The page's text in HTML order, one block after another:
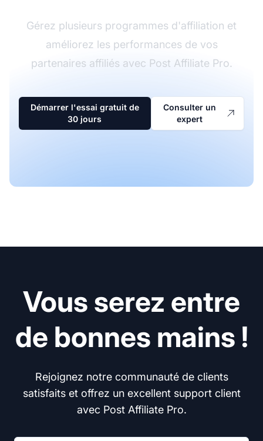
Gérez plusieurs programmes d'affiliation et
améliorez les performances de vos
partenaires affiliés avec Post Affiliate Pro.
Démarrer l'essai gratuit de
30 jours
Consulter un
expert
Vous serez entre
de bonnes mains !
Rejoignez notre communauté de clients
satisfaits et offrez un excellent support client
avec Post Affiliate Pro.